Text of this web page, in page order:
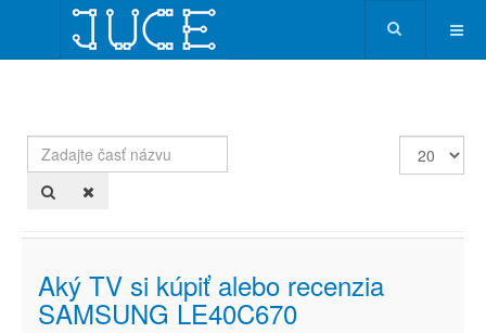
Zadajte
časť
názvu
Zobrazené
položky
Aký TV si kúpiť alebo recenzia
SAMSUNG LE40C670